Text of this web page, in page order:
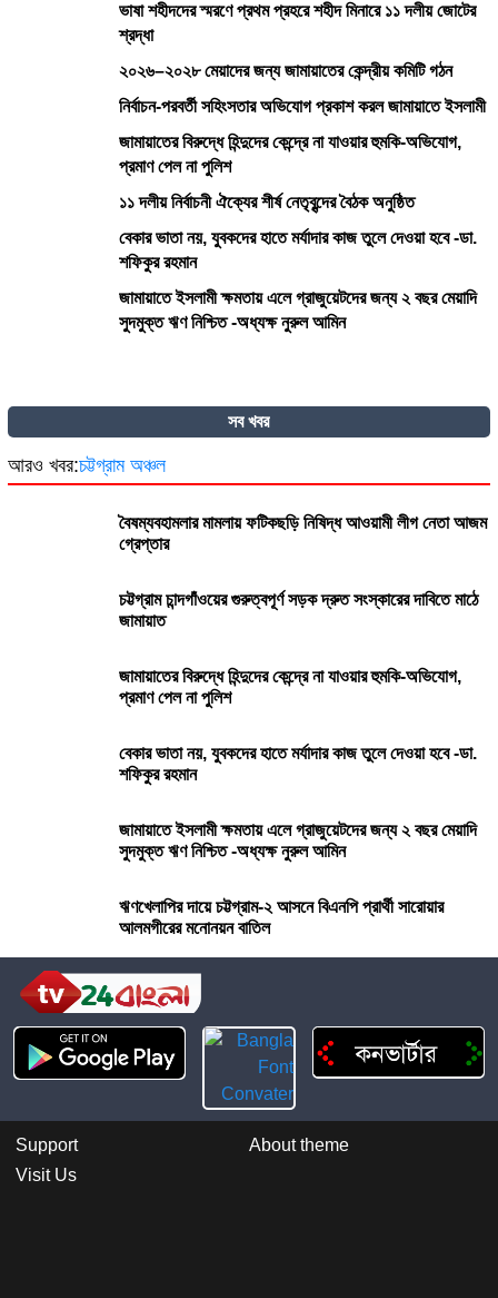
ভাষা শহীদদের স্মরণে প্রথম প্রহরে শহীদ মিনারে ১১ দলীয় জোটের
শ্রদ্ধা
২০২৬–২০২৮ মেয়াদের জন্য জামায়াতের কেন্দ্রীয় কমিটি গঠন
নির্বাচন-পরবর্তী সহিংসতার অভিযোগ প্রকাশ করল জামায়াতে ইসলামী
জামায়াতের বিরুদ্ধে হিন্দুদের কেন্দ্রে না যাওয়ার হুমকি-অভিযোগ,
প্রমাণ পেল না পুলিশ
১১ দলীয় নির্বাচনী ঐক্যের শীর্ষ নেতৃবৃন্দের বৈঠক অনুষ্ঠিত
বেকার ভাতা নয়, যুবকদের হাতে মর্যাদার কাজ তুলে দেওয়া হবে -ডা.
শফিকুর রহমান
জামায়াতে ইসলামী ক্ষমতায় এলে গ্রাজুয়েটদের জন্য ২ বছর মেয়াদি
সুদমুক্ত ঋণ নিশ্চিত -অধ্যক্ষ নুরুল আমিন
সব খবর
আরও খবর:চট্টগ্রাম অঞ্চল
বৈষম্যবহামলার মামলায় ফটিকছড়ি নিষিদ্ধ আওয়ামী লীগ নেতা আজম
গ্রেপ্তার
চট্টগ্রাম চান্দগাঁওয়ের গুরুত্বপূর্ণ সড়ক দ্রুত সংস্কারের দাবিতে মাঠে
জামায়াত
জামায়াতের বিরুদ্ধে হিন্দুদের কেন্দ্রে না যাওয়ার হুমকি-অভিযোগ,
প্রমাণ পেল না পুলিশ
বেকার ভাতা নয়, যুবকদের হাতে মর্যাদার কাজ তুলে দেওয়া হবে -ডা.
শফিকুর রহমান
জামায়াতে ইসলামী ক্ষমতায় এলে গ্রাজুয়েটদের জন্য ২ বছর মেয়াদি
সুদমুক্ত ঋণ নিশ্চিত -অধ্যক্ষ নুরুল আমিন
ঋণখেলাপির দায়ে চট্টগ্রাম-২ আসনে বিএনপি প্রার্থী সারোয়ার
আলমগীরের মনোনয়ন বাতিল
Support
About theme
Visit Us